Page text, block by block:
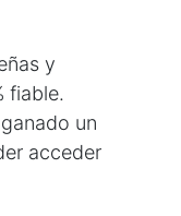
y
fiable.
un
acceder